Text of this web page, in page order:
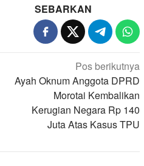
SEBARKAN
Pos berikutnya
Ayah Oknum Anggota DPRD
Morotai Kembalikan
Kerugian Negara Rp 140
Juta Atas Kasus TPU